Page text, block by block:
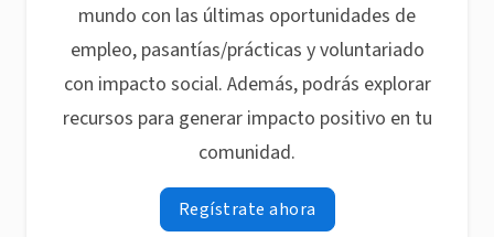
mundo con las últimas oportunidades de
empleo, pasantías/prácticas y voluntariado
con impacto social. Además, podrás explorar
recursos para generar impacto positivo en tu
comunidad.
Regístrate ahora